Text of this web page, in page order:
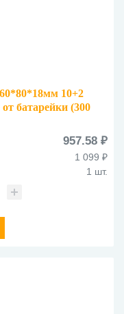
10+2
батарейки (300
957.58 ₽
1 099 ₽
1 шт.